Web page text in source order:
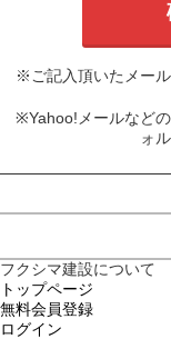
※ご記入頂いたメー
※Yahoo!メールなど
ォ
フクシマ建設について
トップページ
無料会員登録
ログイン